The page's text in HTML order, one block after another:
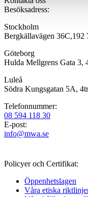
Besöksadress:
Stockholm
Bergkällavägen 36C,192
Göteborg
Hulda Mellgrens Gata 3,
Luleå
Södra Kungsgatan 5A,
Telefonnummer:
08 594 118 30
E-post:
info@mwa.se
Policyer och Certifikat:
Öppenhetslagen
Våra etiska